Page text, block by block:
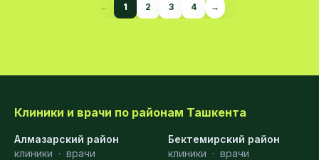
← 1 2 3 4 →
Клиники и врачи по районам Ташкента
Алмазарский район
клиники · врачи
Бектемирский район
клиники · врачи